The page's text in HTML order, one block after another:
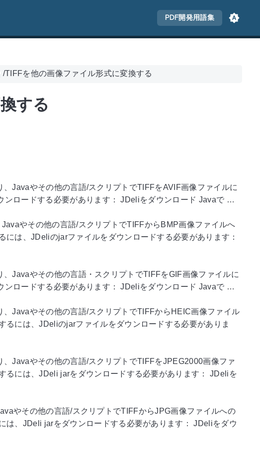
PDF開発用語集
/TIFFを他の画像ファイル形式に変換する
する
Javaやその他の言語/スクリプトでTIFFをAVIF画像ファイルに
ロードする必要があります： JDeliをダウンロード Javaで …
やその他の言語/スクリプトでTIFFからBMP画像ファイルへ
は、JDeliのjarファイルをダウンロードする必要があります：
Javaやその他の言語・スクリプトでTIFFをGIF画像ファイルに
ロードする必要があります： JDeliをダウンロード Javaで …
Javaやその他の言語/スクリプトでTIFFからHEIC画像ファイル
には、JDeliのjarファイルをダウンロードする必要がありま
Javaやその他の言語/スクリプトでTIFFをJPEG2000画像ファ
るには、JDeli jarをダウンロードする必要があります： JDeliを
やその他の言語/スクリプトでTIFFからJPG画像ファイルへの
は、JDeli jarをダウンロードする必要があります： JDeliをダウ